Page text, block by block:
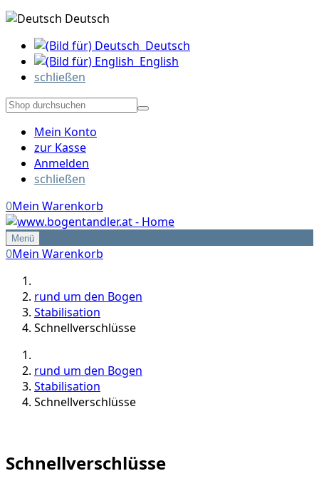
Deutsch
Deutsch
English
schließen
Mein Konto
zur Kasse
Anmelden
schließen
0Mein Warenkorb
Menü
0Mein Warenkorb
rund um den Bogen
Stabilisation
Schnellverschlüsse
rund um den Bogen
Stabilisation
Schnellverschlüsse
Schnellverschlüsse